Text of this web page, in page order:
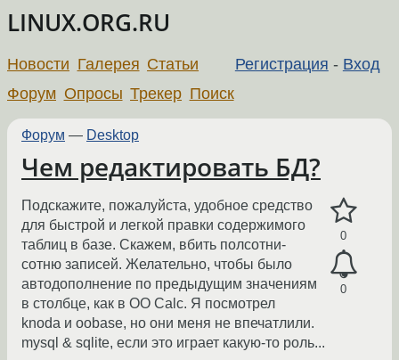
LINUX.ORG.RU
Регистрация - Вход
Новости Галерея Статьи
Форум Опросы Трекер Поиск
Форум — Desktop
Чем редактировать БД?
0
0
Подскажите, пожалуйста, удобное средство
для быстрой и легкой правки содержимого
таблиц в базе. Скажем, вбить полсотни-
сотню записей. Желательно, чтобы было
автодополнение по предыдущим значениям
в столбце, как в OO Calc. Я посмотрел
knoda и oobase, но они меня не впечатлили.
mysql & sqlite, если это играет какую-то роль...